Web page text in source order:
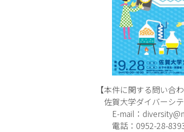
【本件に関する問い合わ
佐賀大学ダイバーシ
E-mail：
電話：0952-28-